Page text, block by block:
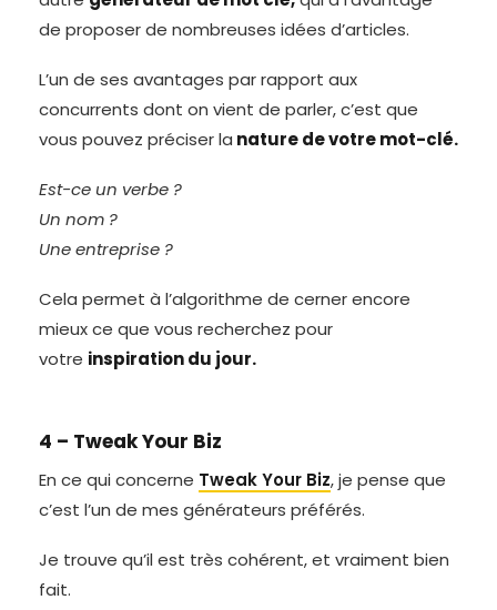
de proposer de nombreuses idées d’articles.
L’un de ses avantages par rapport aux
concurrents dont on vient de parler, c’est que
vous pouvez préciser la nature de votre mot-clé.
Est-ce un verbe ?
Un nom ?
Une entreprise ?
Cela permet à l’algorithme de cerner encore
mieux ce que vous recherchez pour
votre inspiration du jour.
4 – Tweak Your Biz
En ce qui concerne Tweak Your Biz, je pense que
c’est l’un de mes générateurs préférés.
Je trouve qu’il est très cohérent, et vraiment bien
fait.